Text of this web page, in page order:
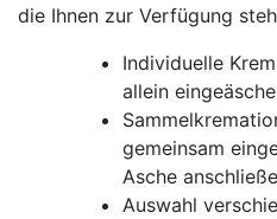
die Ihnen zur Verfügung
Individuelle
allein
gemeinsam
Asche
Auswahl